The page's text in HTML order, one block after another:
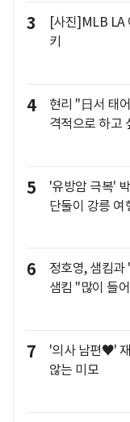
3
[사진]MLB LA
키
4
현리 "日서 태
격적으로 하고
5
'유방암 극복'
단둘이 강릉
6
정호영, 샘킴과
샘킴 "많이 들
7
'의사 남편♥'
않는 미모